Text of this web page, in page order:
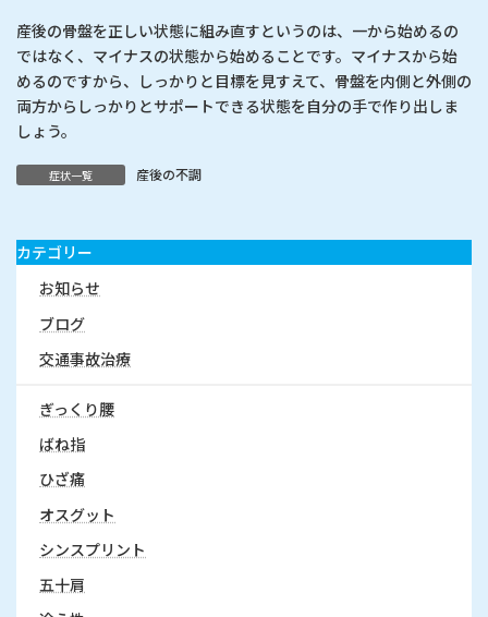
産後の骨盤を正しい状態に組み直すというのは、一から始めるの
ではなく、マイナスの状態から始めることです。マイナスから始
めるのですから、しっかりと目標を見すえて、骨盤を内側と外側の
両方からしっかりとサポートできる状態を自分の手で作り出しま
しょう。
症状一覧 産後の不調
カテゴリー
お知らせ
ブログ
交通事故治療
ぎっくり腰
ばね指
ひざ痛
オスグット
シンスプリント
五十肩